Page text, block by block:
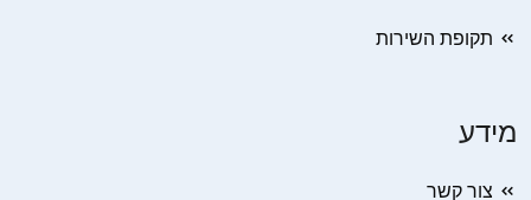
תקופת השירות
מידע
צור קשר